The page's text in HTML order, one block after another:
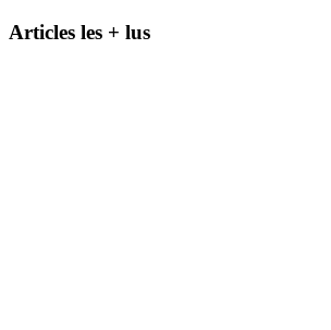
Articles les + lus